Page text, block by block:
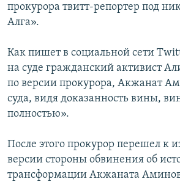
прокурора твитт-репортер под
Алга».
Как пишет в социальной сети
на суде гражданский активист
по версии прокурора, Акжанат
суда, видя доказанность вины,
полностью».
После этого прокурор перешел к
версии стороны обвинения об
трансформации Акжаната